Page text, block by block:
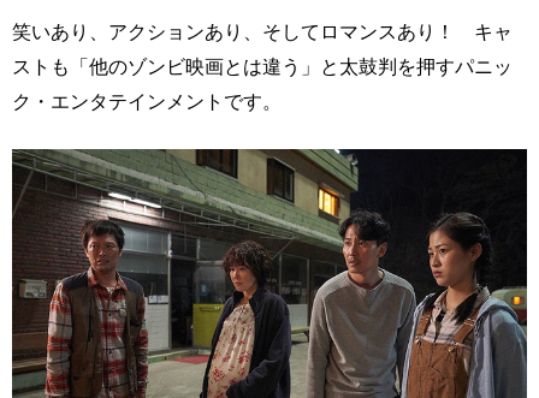
笑いあり、アクションあり、そしてロマンスあり！ キャ
ストも「他のゾンビ映画とは違う」と太鼓判を押すパニッ
ク・エンタテインメントです。